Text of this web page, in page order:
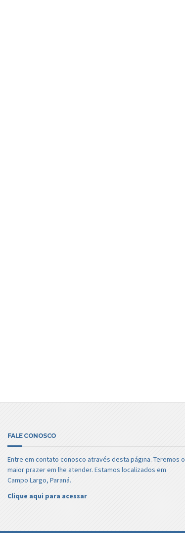
FALE CONOSCO
Entre em contato conosco através desta página. Teremos o
maior prazer em lhe atender. Estamos localizados em
Campo Largo, Paraná.
Clique aqui para acessar